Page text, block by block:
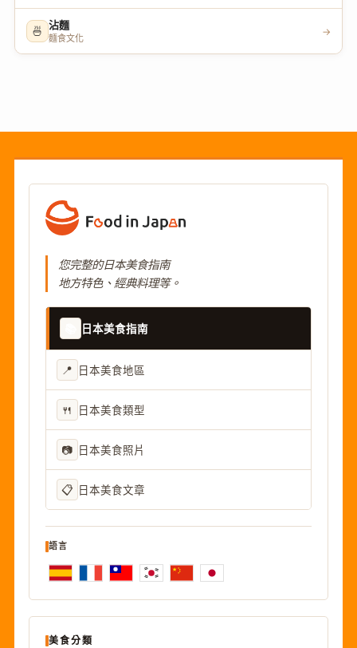
🍜 沾麵
麵食文化
→
您完整的日本美食指南
地方特色、經典料理等。
日本美食指南
📍 日本美食地區
🍴 日本美食類型
📷 日本美食照片
📋 日本美食文章
語言
美食分類